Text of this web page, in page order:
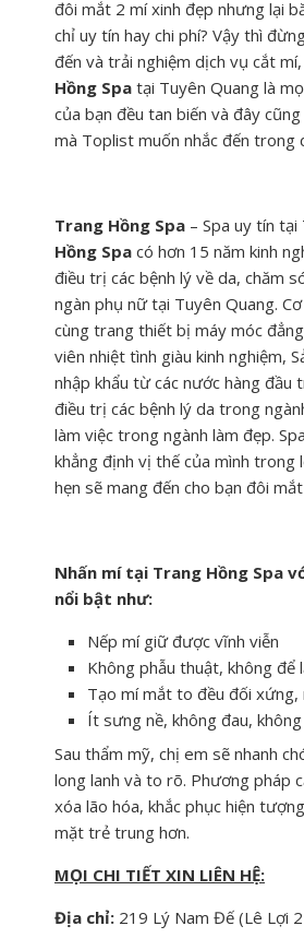
đôi mắt 2 mí xinh đẹp nhưng lại
chỉ uy tín hay chi phí? Vậy thì
đến và trải nghiệm dịch vụ cắt
Hồng Spa tại Tuyên Quang là
của bạn đều tan biến và đây
mà Toplist muốn nhắc đến trong
Trang Hồng Spa – Spa uy tín tại
Hồng Spa có hơn 15 năm kinh
điều trị các bệnh lý về da, chăm
ngàn phụ nữ tại Tuyên Quang.
cùng trang thiết bị máy móc
viên nhiệt tình giàu kinh nghiệm,
nhập khẩu từ các nước hàng đầu
điều trị các bệnh lý da trong
làm việc trong ngành làm đẹp.
khẳng định vị thế của mình trong
hẹn sẽ mang đến cho bạn đôi
Nhấn mí tại Trang Hồng Spa
nổi bật như:
Nếp mí giữ được vĩnh viễn
Không phẫu thuật, không để
Tạo mí mắt to đều đối xứng,
Ít sưng nề, không đau,
Sau thẩm mỹ, chị em sẽ nhanh
long lanh và to rõ. Phương pháp
xóa lão hóa, khắc phục hiện
mặt trẻ trung hơn.
MỌI CHI TIẾT XIN LIÊN HỆ:
Địa chỉ: 219 Lý Nam Đế (Lê Lợi